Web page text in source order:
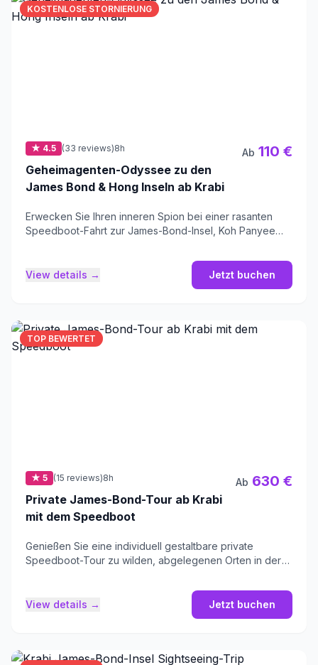
KOSTENLOSE STORNIERUNG
★ 4.5 (33 reviews)8h
Geheimagenten-Odyssee zu den
James Bond & Hong Inseln ab Krabi
Ab 110 €
Erwecken Sie Ihren inneren Spion bei einer rasanten
Speedboot-Fahrt zur James-Bond-Insel, Koh Panyee
View details → Jetzt buchen
TOP BEWERTET
★ 5 (15 reviews)8h
Private James-Bond-Tour ab Krabi
mit dem Speedboot
Ab 630 €
Genießen Sie eine individuell gestaltbare private
Speedboot-Tour zu wilden, abgelegenen Orten in der
View details → Jetzt buchen